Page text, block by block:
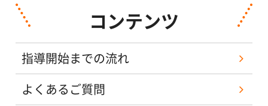
コンテンツ
指導開始までの流れ
よくあるご質問